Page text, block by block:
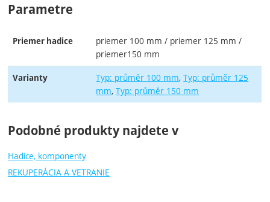
Parametre
Priemer hadice
priemer 100 mm / priemer 125 mm /
priemer150 mm
Varianty Typ: průměr 100 mm Typ: průměr 125
mm Typ: průměr 150 mm
Podobné produkty najdete v
Hadice, komponenty
REKUPERÁCIA A VETRANIE